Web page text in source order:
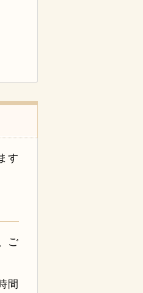
す
ご
間